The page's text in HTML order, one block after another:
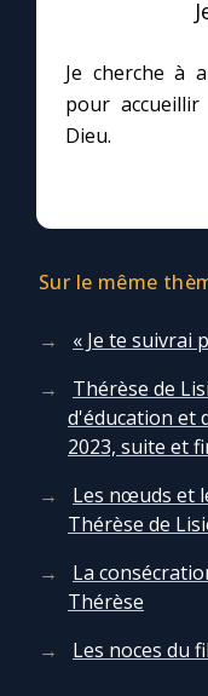
Je cherche à
pour
Dieu.
Sur le même
« Je te suivrai
Thérèse de
d'éducation et
2023, suite et
Les nœuds et
Thérèse de
La
Thérèse
Les noces du